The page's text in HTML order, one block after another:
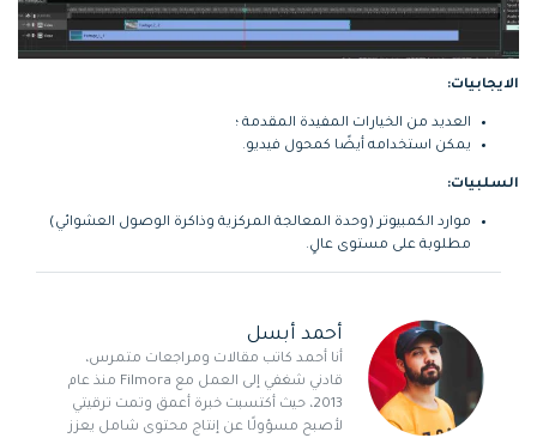
الايجابيات:
العديد من الخيارات المفيدة المقدمة ؛
يمكن استخدامه أيضًا كمحول فيديو.
السلبيات:
موارد الكمبيوتر (وحدة المعالجة المركزية وذاكرة الوصول العشوائي)
مطلوبة على مستوى عالٍ.
أحمد أبسل
أنا أحمد كاتب مقالات ومراجعات متمرس،
قادني شغفي إلى العمل مع Filmora منذ عام
2013، حيث أكتسبت خبرة أعمق وتمت ترقيتي
لأصبح مسؤولًا عن إنتاج محتوى شامل يعزز